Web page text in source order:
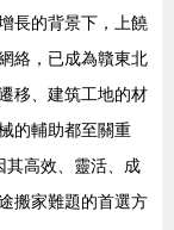
長的背景下，上饒
絡，已成為贛東北
移、建筑工地的材
的輔助都至關重
其高效、靈活、成
搬家難題的首選方